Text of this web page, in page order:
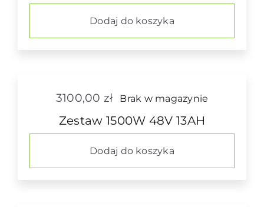
Dodaj do koszyka
3100,00 zł Brak w magazynie
Zestaw 1500W 48V 13AH
Dodaj do koszyka